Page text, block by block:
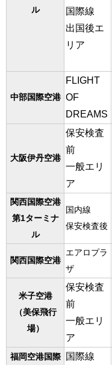
ル
国際線
出国後エ
リア
中部国際空港
FLIGHT
OF
DREAMS
大阪伊丹空港
保安検査
前
一般エリ
ア
関西国際空港
第1ターミナ
ル
国内線
保安検査後
関西国際空港
エアロプラ
ザ
米子空港
（美保飛行
場）
保安検査
前
一般エリ
ア
福岡空港国際
国際線